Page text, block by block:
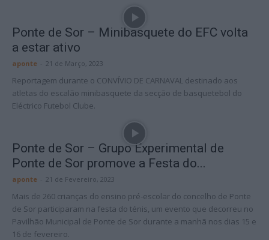
Ponte de Sor – Minibasquete do EFC volta
a estar ativo
aponte 21 de Março, 2023
Reportagem durante o CONVÍVIO DE CARNAVAL destinado aos
atletas do escalão minibasquete da secção de basquetebol do
Eléctrico Futebol Clube.
Ponte de Sor – Grupo Experimental de
Ponte de Sor promove a Festa do...
aponte 21 de Fevereiro, 2023
Mais de 260 crianças do ensino pré-escolar do concelho de Ponte
de Sor participaram na festa do ténis, um evento que decorreu no
Pavilhão Municipal de Ponte de Sor durante a manhã nos dias 15 e
16 de fevereiro.